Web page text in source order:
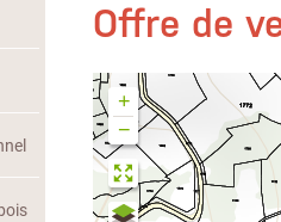
Offre de
+
−